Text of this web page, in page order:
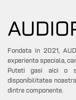
Fondata in 2021,
experienta speciala,
Puteti gasi aici o
disponibilitatea
dintre componente.